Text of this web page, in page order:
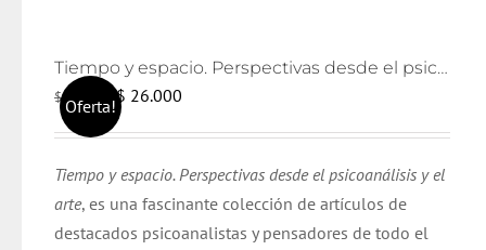
Oferta!
Tiempo y espacio. Perspectivas desde el psicoanálisis y el arte
$28.000
El
precio
era:
$ 28.000.
$ 26.000
es:
$ 26.000.
Tiempo y espacio. Perspectivas desde el psicoanálisis y el
arte, es una fascinante colección de artículos de
destacados psicoanalistas y pensadores de todo el